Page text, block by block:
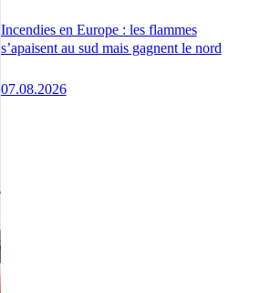
Incendies en Europe : les flammes
s’apaisent au sud mais gagnent le nord
07.08.2026